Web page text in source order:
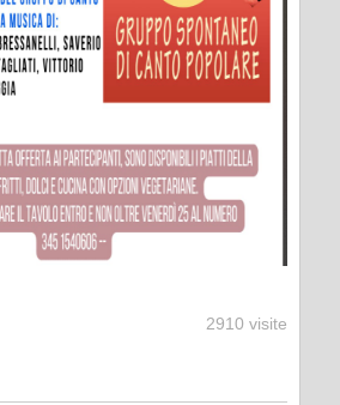
2910 visite